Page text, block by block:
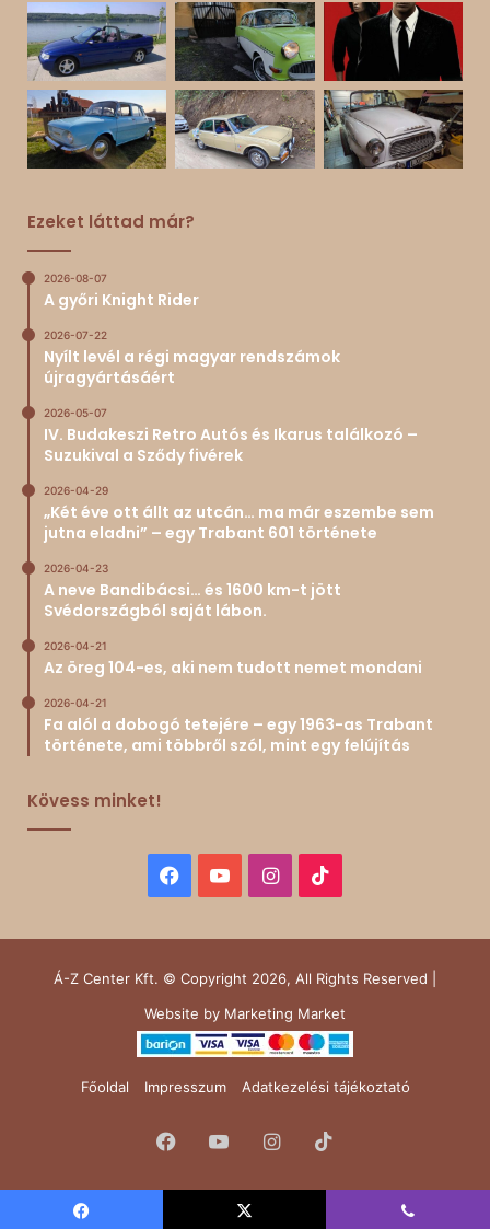
Ezeket láttad már?
2026-08-07
A győri Knight Rider
2026-07-22
Nyílt levél a régi magyar rendszámok
újragyártásáért
2026-05-07
IV. Budakeszi Retro Autós és Ikarus találkozó –
Suzukival a Sződy fivérek
2026-04-29
„Két éve ott állt az utcán… ma már eszembe sem
jutna eladni” – egy Trabant 601 története
2026-04-23
A neve Bandibácsi… és 1600 km-t jött
Svédországból saját lábon.
2026-04-21
Az öreg 104-es, aki nem tudott nemet mondani
2026-04-21
Fa alól a dobogó tetejére – egy 1963-as Trabant
története, ami többről szól, mint egy felújítás
Kövess minket!
Facebook
YouTubeInstagram
Á-Z Center Kft. © Copyright 2026, All Rights Reserved |
Website by Marketing Market
Főoldal Impresszum Adatkezelési tájékoztató
Facebook
YouTubeInstagram